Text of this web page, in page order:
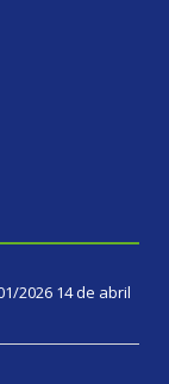
2026 14 de abril